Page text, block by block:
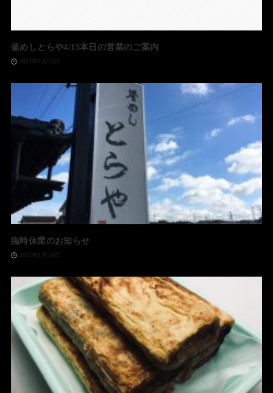
釜めしとらや4/15本日の営業のご案内
2023年4月15日
臨時休業のお知らせ
2021年1月10日